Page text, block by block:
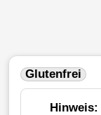
Glutenfrei
Hinweis: